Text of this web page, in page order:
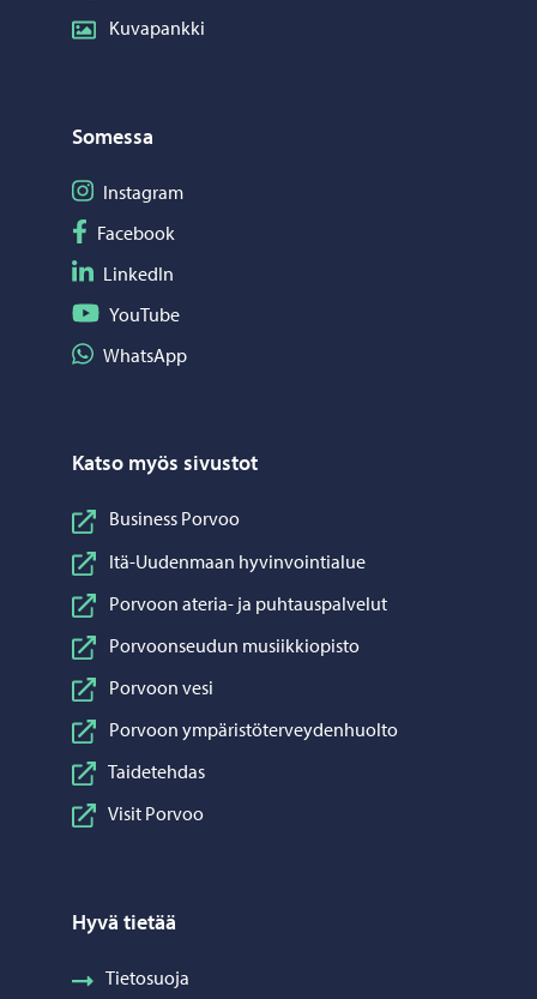
Kuvapankki
Somessa
Seuraa Instagram
Instagram
Seuraa Facebook
Facebook
Seuraa LinkedIn
LinkedIn
Seuraa YouTube
YouTube
Jaa WhatsApp
WhatsApp
Katso myös sivustot
Business Porvoo
Itä-Uudenmaan hyvinvointialue
Porvoon ateria- ja puhtauspalvelut
Porvoonseudun musiikkiopisto
Porvoon vesi
Porvoon ympäristöterveydenhuolto
Taidetehdas
Visit Porvoo
Hyvä tietää
Tietosuoja